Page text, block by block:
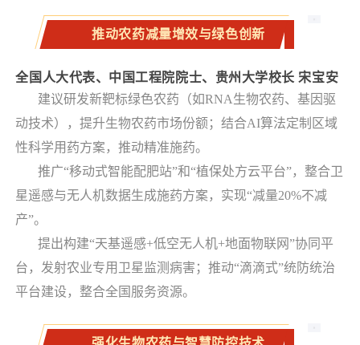
推动农药减量增效与绿色创新
全国人大代表、中国工程院院士、贵州大学校长 宋宝安
建议研发新靶标绿色农药（如RNA生物农药、基因驱
动技术），提升生物农药市场份额；结合AI算法定制区域
性科学用药方案，推动精准施药。
推广“移动式智能配肥站”和“植保处方云平台”，整合卫
星遥感与无人机数据生成施药方案，实现“减量20%不减
产”。
提出构建“天基遥感+低空无人机+地面物联网”协同平
台，发射农业专用卫星监测病害；推动“滴滴式”统防统治
平台建设，整合全国服务资源。